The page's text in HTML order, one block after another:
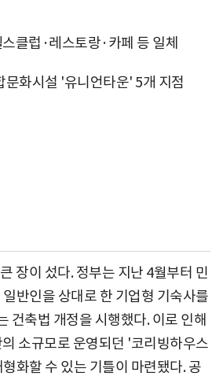
클럽·레스토랑·카페 등 일체
문화시설 '유니언타운' 5개 지점
장이 섰다. 정부는 지난 4월부터 민
반인을 상대로 한 기업형 기숙사를
건축법 개정을 시행했다. 이로 인해
소규모로 운영되던 '코리빙하우스
화할 수 있는 기틀이 마련됐다. 공